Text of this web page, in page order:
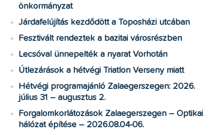
önkormányzat
Járdafelújítás kezdődött a Toposházi utcában
Fesztivált rendeztek a bazitai városrészben
Lecsóval ünnepelték a nyarat Vorhotán
Útlezárások a hétvégi Triatlon Verseny miatt
Hétvégi programajánló Zalaegerszegen: 2026.
július 31 – augusztus 2.
Forgalomkorlátozások Zalaegerszegen – Optikai
hálózat építése – 2026.08.04-06.